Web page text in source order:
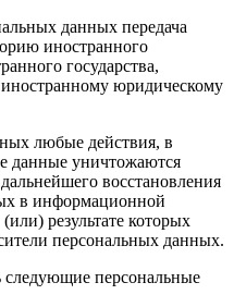
данных передача
иностранного
государства,
юридическому
любые действия, в
данные уничтожаются
восстановления
в информационной
результате которых
персональных данных.
следующие персональные